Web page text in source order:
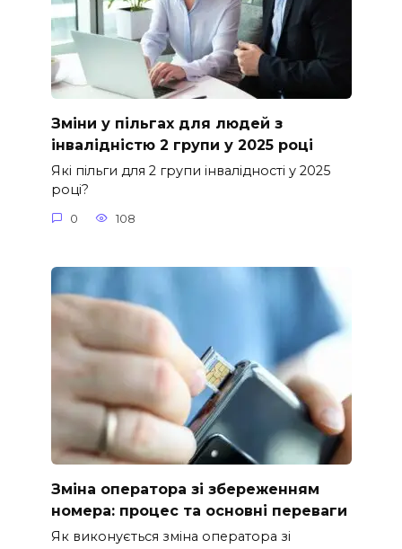
Зміни у пільгах для людей з
інвалідністю 2 групи у 2025 році
Які пільги для 2 групи інвалідності у 2025
році?
0 108
Зміна оператора зі збереженням
номера: процес та основні переваги
Як виконується зміна оператора зі